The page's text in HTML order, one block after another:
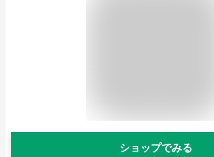
ショップでみる